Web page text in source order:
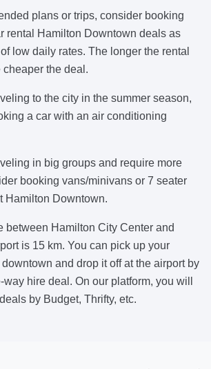
plans or trips, consider booking
rental Hamilton Downtown deals as
low daily rates. The longer the rental
cheaper the deal.
to the city in the summer season,
a car with an air conditioning
in big groups and require more
booking vans/minivans or 7 seater
Hamilton Downtown.
between Hamilton City Center and
is 15 km. You can pick up your
and drop it off at the airport by
hire deal. On our platform, you will
by Budget, Thrifty, etc.